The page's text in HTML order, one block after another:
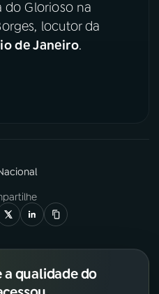
Facebook
do Glorioso na
locutor da
de Janeiro.
a qualidade do